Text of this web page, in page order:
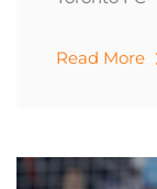
Read More